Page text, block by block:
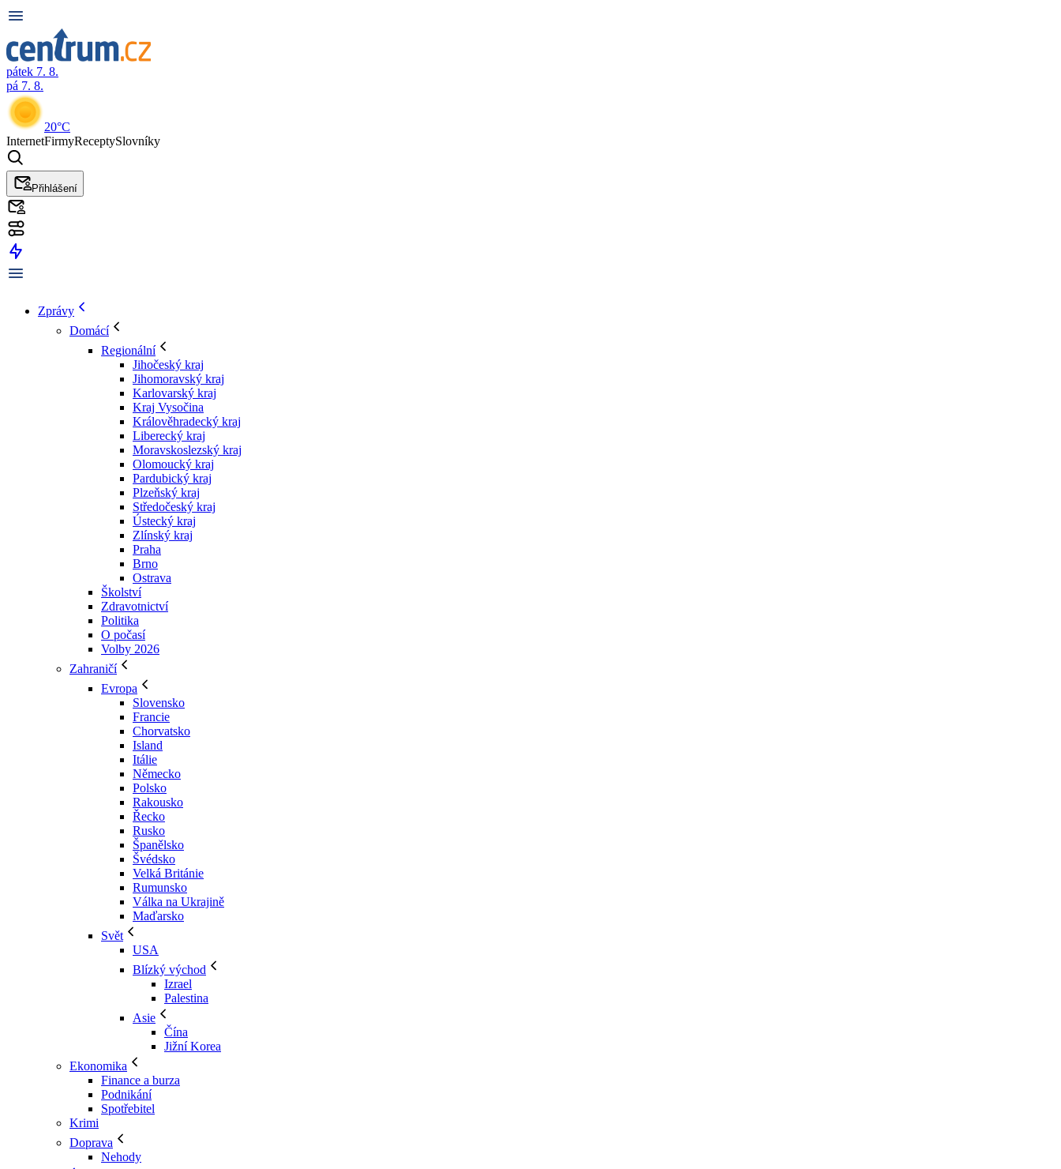
pátek 7. 8.
pá 7. 8.
20°C
InternetFirmyReceptySlovníky
Přihlášení
Zprávy
Domácí
Regionální
Jihočeský kraj
Jihomoravský kraj
Karlovarský kraj
Kraj Vysočina
Králověhradecký kraj
Liberecký kraj
Moravskoslezský kraj
Olomoucký kraj
Pardubický kraj
Plzeňský kraj
Středočeský kraj
Ústecký kraj
Zlínský kraj
Praha
Brno
Ostrava
Školství
Zdravotnictví
Politika
O počasí
Volby 2026
Zahraničí
Evropa
Slovensko
Francie
Chorvatsko
Island
Itálie
Německo
Polsko
Rakousko
Řecko
Rusko
Španělsko
Švédsko
Velká Británie
Rumunsko
Válka na Ukrajině
Maďarsko
Svět
USA
Blízký východ
Izrael
Palestina
Asie
Čína
Jižní Korea
Ekonomika
Finance a burza
Podnikání
Spotřebitel
Krimi
Doprava
Nehody